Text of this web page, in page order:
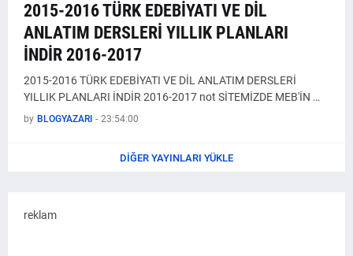
2015-2016 TÜRK EDEBİYATI VE DİL
ANLATIM DERSLERİ YILLIK PLANLARI
İNDİR 2016-2017
2015-2016 TÜRK EDEBİYATI VE DİL ANLATIM DERSLERİ
YILLIK PLANLARI İNDİR 2016-2017 not SİTEMİZDE MEB'İN …
by BLOGYAZARI - 23:54:00
DIĞER YAYINLARI YÜKLE
reklam